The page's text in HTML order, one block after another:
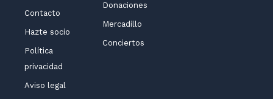
Contacto
Hazte socio
Política
privacidad
Aviso legal
Donaciones
Mercadillo
Conciertos